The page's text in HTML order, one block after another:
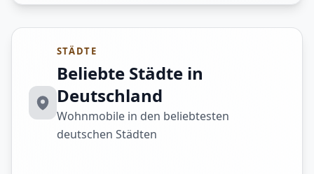
STÄDTE
Beliebte Städte in
Deutschland
Wohnmobile in den beliebtesten
deutschen Städten